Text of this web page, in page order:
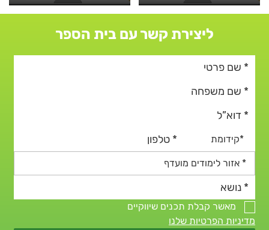
ליצירת קשר עם בית הספר
מאשר קבלת תכנים שיווקיים
מדיניות הפרטיות שלנו